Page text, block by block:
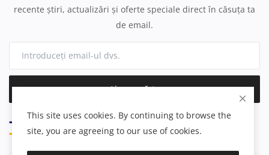
recente știri, actualizări și oferte speciale direct în căsuța ta
de email.
Abonează-te
This site uses cookies. By continuing to browse the
site, you are agreeing to our use of cookies.